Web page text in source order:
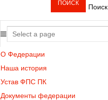
Поиск
О Федерации
Наша история
Устав ФПС ПК
Документы федерации